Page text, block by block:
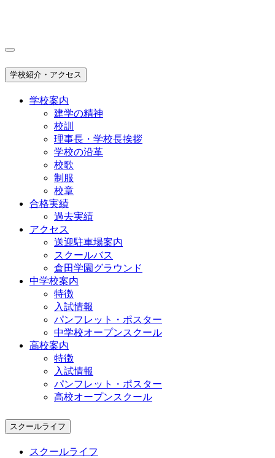
学校紹介・アクセス
学校案内
建学の精神
校訓
理事長・学校長挨拶
学校の沿革
校歌
制服
校章
合格実績
過去実績
アクセス
送迎駐車場案内
スクールバス
倉田学園グラウンド
中学校案内
特徴
入試情報
パンフレット・ポスター
中学校オープンスクール
高校案内
特徴
入試情報
パンフレット・ポスター
高校オープンスクール
スクールライフ
スクールライフ